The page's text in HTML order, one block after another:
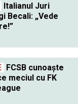
Italianul Juri
Becali: „Vede
FCSB cunoaște
meciul cu FK